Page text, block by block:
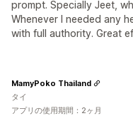
prompt. Specially Jeet,
Whenever I needed any
with full authority. Great
MamyPoko Thailand
タイ
アプリの使用期間：2ヶ月